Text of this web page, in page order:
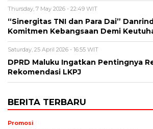
Thursday, 7 May 2026 - 22:49 WIT
“Sinergitas TNI dan Para Dai”
Komitmen Kebangsaan Demi
Saturday, 25 April 2026 - 16:55 WIT
DPRD Maluku Ingatkan Pentingnya
Rekomendasi LKPJ
BERITA TERBARU
Promosi